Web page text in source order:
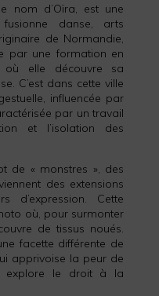
nom d’Oïra, est une
danse, arts
de Normandie,
par une formation en
où elle découvre sa
C’est dans cette ville
influencée par
par un travail
et l’isolation des
de « monstres », des
des extensions
d’expression. Cette
où, pour surmonter
de tissus noués.
facette différente de
apprivoise la peur de
explore le droit à la